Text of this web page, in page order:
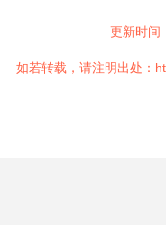
更新时间
如若转载，请注明出处：